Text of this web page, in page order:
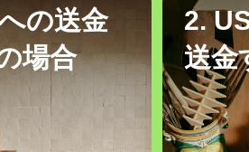
の送金
場合
2.
送金